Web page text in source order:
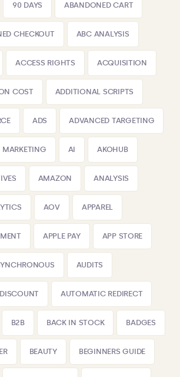
90 DAYS ABANDONED CART
CHECKOUT ABC ANALYSIS
ACCESS RIGHTS ACQUISITION
COST ADDITIONAL SCRIPTS
ADS ADVANCED TARGETING
MARKETING AI AKOHUB
AMAZON ANALYSIS
AOV APPAREL
APPLE PAY APP STORE
AUDITS
AUTOMATIC REDIRECT
B2B BACK IN STOCK BADGES
BEAUTY BEGINNERS GUIDE